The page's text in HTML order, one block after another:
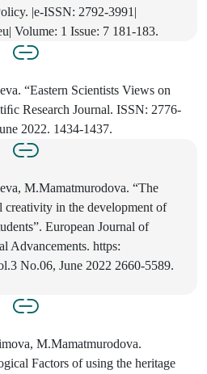
|e-ISSN: 2792-3991|
Volume: 1 Issue: 7 181-183.
“Eastern Scientists Views on
Research Journal. ISSN: 2776-
2022. 1434-1437.
M.Mamatmurodova. “The
creativity in the development of
European Journal of
Advancements. https:
No.06, June 2022 2660-5589.
M.Mamatmurodova.
Factors of using the heritage